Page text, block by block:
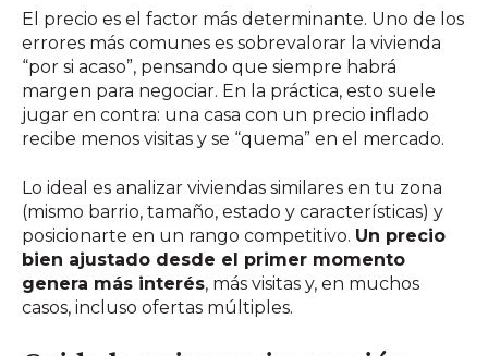
El precio es el factor más determinante. Uno de los
errores más comunes es sobrevalorar la vivienda
“por si acaso”, pensando que siempre habrá
margen para negociar. En la práctica, esto suele
jugar en contra: una casa con un precio inflado
recibe menos visitas y se “quema” en el mercado.
Lo ideal es analizar viviendas similares en tu zona
(mismo barrio, tamaño, estado y características) y
posicionarte en un rango competitivo. Un precio
bien ajustado desde el primer momento
genera más interés, más visitas y, en muchos
casos, incluso ofertas múltiples.